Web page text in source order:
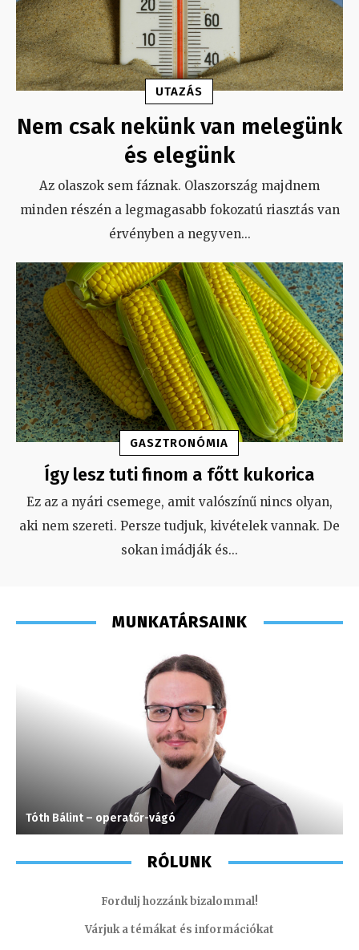
UTAZÁS
Nem csak nekünk van melegünk
és elegünk
Az olaszok sem fáznak. Olaszország majdnem
minden részén a legmagasabb fokozatú riasztás van
érvényben a negyven...
GASZTRONÓMIA
Így lesz tuti finom a főtt kukorica
Ez az a nyári csemege, amit valószínű nincs olyan,
aki nem szereti. Persze tudjuk, kivételek vannak. De
sokan imádják és...
MUNKATÁRSAINK
Tóth Bálint – operatőr-vágó
RÓLUNK
Fordulj hozzánk bizalommal!
Várjuk a témákat és információkat